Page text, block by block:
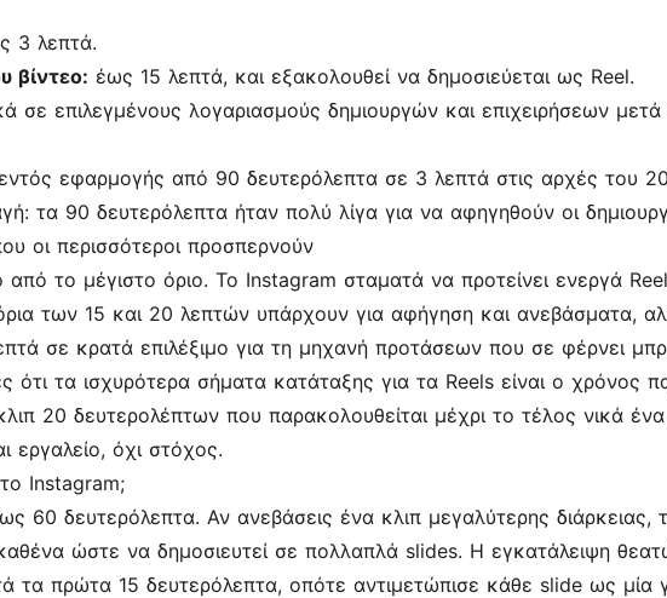
3 λεπτά.
βίντεο: έως 15 λεπτά, και εξακολουθεί να δημοσιεύεται ως Reel.
σε επιλεγμένους λογαριασμούς δημιουργών και επιχειρήσεων
εφαρμογής από 90 δευτερόλεπτα σε 3 λεπτά στις αρχές του
τα 90 δευτερόλεπτα ήταν πολύ λίγα για να αφηγηθούν οι
οι περισσότεροι προσπερνούν
το μέγιστο όριο. Το Instagram σταματά να προτείνει ενεργά
των 15 και 20 λεπτών υπάρχουν για αφήγηση και ανεβάσματα,
σε κρατά επιλέξιμο για τη μηχανή προτάσεων που σε φέρνει
ότι τα ισχυρότερα σήματα κατάταξης για τα Reels είναι ο χρόνος
20 δευτερολέπτων που παρακολουθείται μέχρι το τέλος νικά
εργαλείο, όχι στόχος.
Instagram;
60 δευτερόλεπτα. Αν ανεβάσεις ένα κλιπ μεγαλύτερης διάρκειας,
ώστε να δημοσιευτεί σε πολλαπλά slides. Η εγκατάλειψη
πρώτα 15 δευτερόλεπτα, οπότε αντιμετώπισε κάθε slide ως μία